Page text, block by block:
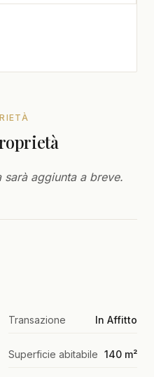
aggiunta a breve.
Transazione In Affitto
Superficie abitabile 140 m²